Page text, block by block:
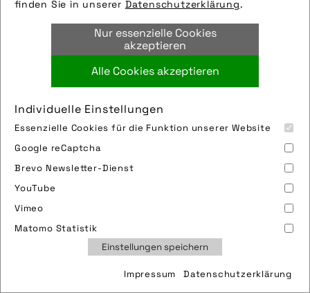
finden Sie in unserer Datenschutzerklärung.
Nur essenzielle Cookies
akzeptieren
Alle Cookies akzeptieren
Individuelle Einstellungen
Essenzielle Cookies für die Funktion unserer Website
Google reCaptcha
Brevo Newsletter-Dienst
YouTube
Vimeo
Matomo Statistik
Einstellungen speichern
Impressum Datenschutzerklärung